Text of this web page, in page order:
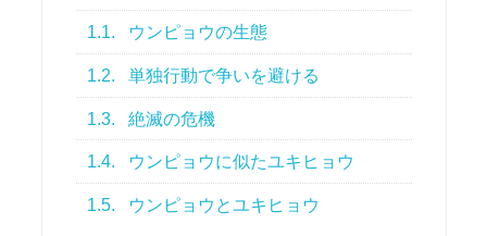
1.1. ウンピョウの生態
1.2. 単独行動で争いを避ける
1.3. 絶滅の危機
1.4. ウンピョウに似たユキヒョウ
1.5. ウンピョウとユキヒョウ